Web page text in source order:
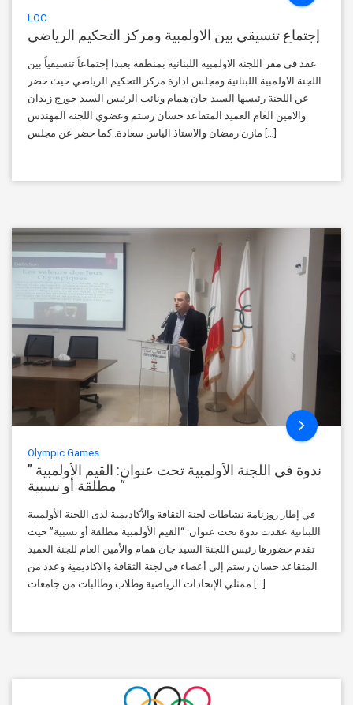
LOC
إجتماع تنسيقي بين الاولمبية ومركز التحكيم الرياضي
عقد في مقر اللجنة الاولمبية اللبنانية بمنطقة بعبدا إجتماعاً تنسيقياً بين
اللجنة الاولمبية اللبنانية ومجلس ادارة مركز التحكيم الرياضي حيث حضر
عن اللجنة رئيسها السيد جان همام ونائب الرئيس السيد جورج زيدان
والامين العام العميد المتقاعد حسان رستم وعضوي اللجنة المهندس
مازن رمضان والاستاذ الياس سعادة. كما حضر عن مجلس […]
Olympic Games
ندوة في اللجنة الأولمبية تحت عنوان: القيم الأولمبية ”
مطلقة أو نسبية “
في إطار روزنامة نشاطات لجنة الثقافة والأكاديمية لدى اللجنة الأولمبية
اللبنانية عقدت ندوة تحت عنوان: “القيم الأولمبية مطلقة أو نسبية” حيث
تقدم حضورها رئيس اللجنة السيد جان همام والأمين العام للجنة العميد
المتقاعد حسان رستم إلى أعضاء في لجنة الثقافة والاكاديمية وعدد من
ممثلي الإتحادات الرياضية وطلاب وطالبات من جامعات […]